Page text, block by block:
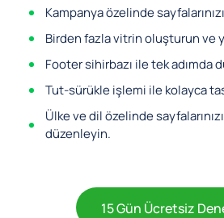
Kampanya özelinde
Birden fazla vitrin oluşturun ve
Footer sihirbazı ile tek adımda
Tut-sürükle işlemi ile kolayca
Ülke ve dil özelinde
düzenleyin.
15 Gün Ücretsiz